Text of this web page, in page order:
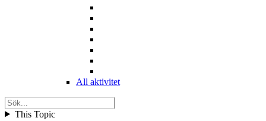
All aktivitet
This Topic